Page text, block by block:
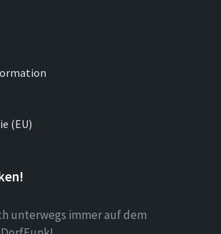
(EU)
unterwegs immer auf dem